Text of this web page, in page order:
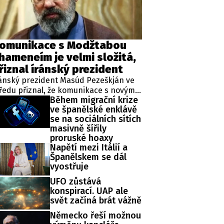
s Modžtabou
je velmi složitá,
íránský prezident
prezident Masúd Pezeškján ve
přiznal, že komunikace s novým
vůdcem Modžtabou
je v současné době velmi
Hlavní představitel země se totiž
svého nástupu do funkce na
neukázal, k čemuž přispělo
zranění z nedávného americko-
úderu, při němž zahynul
otec.
Během migrační krize
ve španělské enklávě
se na sociálních sítích
masivně šířily
proruské hoaxy
Napětí mezi Itálií a
Španělskem se dál
vyostřuje
UFO zůstává
konspirací. UAP ale
svět začíná brát vážně
Německo řeší možnou